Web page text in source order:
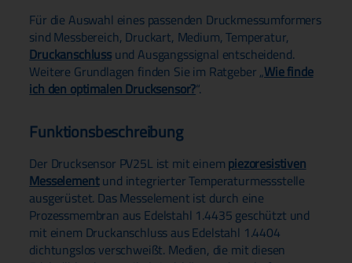
Für die Auswahl eines passenden Druckmessumformers
sind Messbereich, Druckart, Medium, Temperatur,
Druckanschlussund Ausgangssignal entscheidend.
Weitere Grundlagen finden Sie im Ratgeber „Wie finde
ich den optimalen Drucksensor?“.
Funktionsbeschreibung
Der Drucksensor PV25L ist mit einempiezoresistiven
Messelementund integrierter Temperaturmessstelle
ausgerüstet. Das Messelement ist durch eine
Prozessmembran aus Edelstahl 1.4435 geschützt und
mit einem Druckanschluss aus Edelstahl 1.4404
dichtungslos verschweißt. Medien, die mit diesen